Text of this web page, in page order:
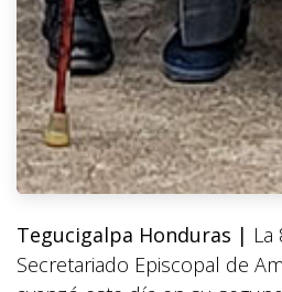
Tegucigalpa Honduras | La
Secretariado Episcopal de